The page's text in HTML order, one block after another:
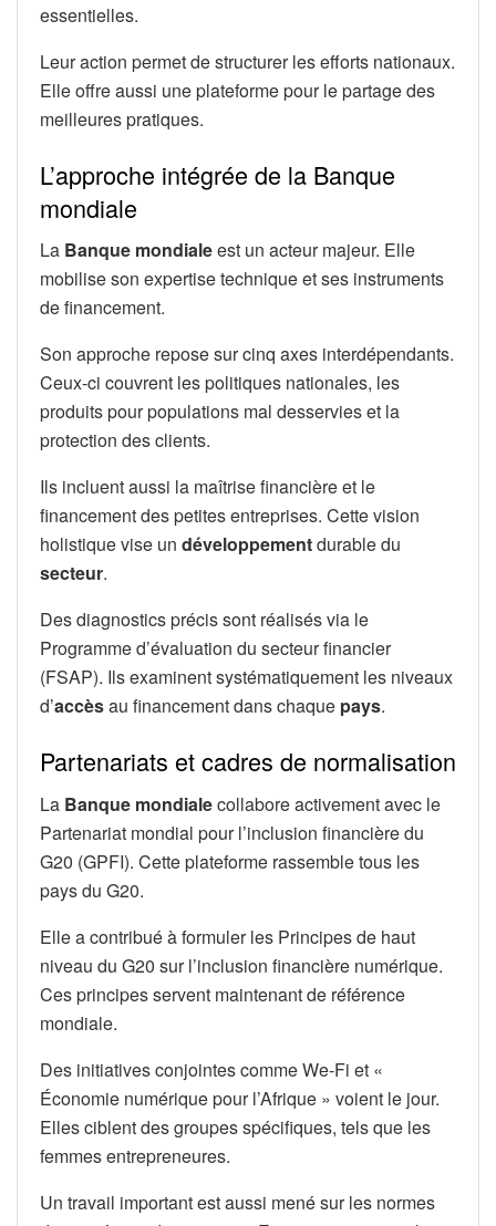
essentielles.
Leur action permet de structurer les efforts nationaux.
Elle offre aussi une plateforme pour le partage des
meilleures pratiques.
L’approche intégrée de la Banque
mondiale
La Banque mondialeest un acteur majeur. Elle
mobilise son expertise technique et ses instruments
de financement.
Son approche repose sur cinq axes interdépendants.
Ceux-ci couvrent les politiques nationales, les
produits pour populations mal desservies et la
protection des clients.
Ils incluent aussi la maîtrise financière et le
financement des petites entreprises. Cette vision
holistique vise un développementdurable du
secteur.
Des diagnostics précis sont réalisés via le
Programme d’évaluation du secteur financier
(FSAP). Ils examinent systématiquement les niveaux
d’accèsau financement dans chaque pays.
Partenariats et cadres de normalisation
La Banque mondialecollabore activement avec le
Partenariat mondial pour l’inclusion financière du
G20 (GPFI). Cette plateforme rassemble tous les
pays du G20.
Elle a contribué à formuler les Principes de haut
niveau du G20 sur l’inclusion financière numérique.
Ces principes servent maintenant de référence
mondiale.
Des initiatives conjointes comme We-Fi et «
Économie numérique pour l’Afrique » voient le jour.
Elles ciblent des groupes spécifiques, tels que les
femmes entrepreneures.
Un travail important est aussi mené sur les normes